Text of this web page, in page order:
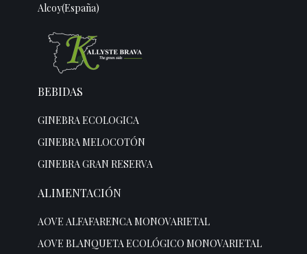
Alcoy(España)
BEBIDAS
GINEBRA ECOLOGICA
GINEBRA MELOCOTÓN
GINEBRA GRAN RESERVA
ALIMENTACIÓN
AOVE ALFAFARENCA MONOVARIETAL
AOVE BLANQUETA ECOLÓGICO MONOVARIETAL